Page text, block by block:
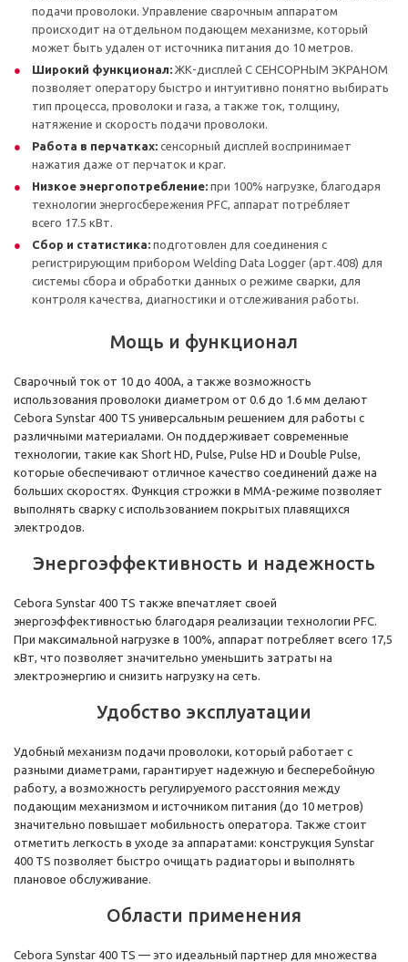
подачи проволоки. Управление сварочным аппаратом
происходит на отдельном подающем механизме, который
может быть удален от источника питания до 10 метров.
Широкий функционал: ЖК-дисплей С СЕНСОРНЫМ ЭКРАНОМ
позволяет оператору быстро и интуитивно понятно выбирать
тип процесса, проволоки и газа, а также ток, толщину,
натяжение и скорость подачи проволоки.
Работа в перчатках: сенсорный дисплей воспринимает
нажатия даже от перчаток и краг.
Низкое энергопотребление: при 100% нагрузке, благодаря
технологии энергосбережения PFC, аппарат потребляет
всего 17.5 кВт.
Сбор и статистика: подготовлен для соединения с
регистрирующим прибором Welding Data Logger (арт.408) для
системы сбора и обработки данных о режиме сварки, для
контроля качества, диагностики и отслеживания работы.
Мощь и функционал
Сварочный ток от 10 до 400А, а также возможность
использования проволоки диаметром от 0.6 до 1.6 мм делают
Cebora Synstar 400 TS универсальным решением для работы с
различными материалами. Он поддерживает современные
технологии, такие как Short HD, Pulse, Pulse HD и Double Pulse,
которые обеспечивают отличное качество соединений даже на
больших скоростях. Функция строжки в MMA-режиме позволяет
выполнять сварку с использованием покрытых плавящихся
электродов.
Энергоэффективность и надежность
Cebora Synstar 400 TS также впечатляет своей
энергоэффективностью благодаря реализации технологии PFC.
При максимальной нагрузке в 100%, аппарат потребляет всего 17,5
кВт, что позволяет значительно уменьшить затраты на
электроэнергию и снизить нагрузку на сеть.
Удобство эксплуатации
Удобный механизм подачи проволоки, который работает с
разными диаметрами, гарантирует надежную и бесперебойную
работу, а возможность регулируемого расстояния между
подающим механизмом и источником питания (до 10 метров)
значительно повышает мобильность оператора. Также стоит
отметить легкость в уходе за аппаратами: конструкция Synstar
400 TS позволяет быстро очищать радиаторы и выполнять
плановое обслуживание.
Области применения
Cebora Synstar 400 TS — это идеальный партнер для множества